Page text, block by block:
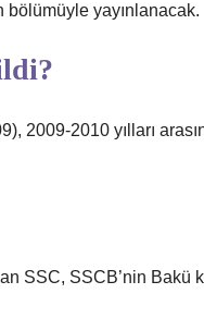
bölümüyle yayınlanacak.
2009-2010 yılları
SSC, SSCB’nin Bakü